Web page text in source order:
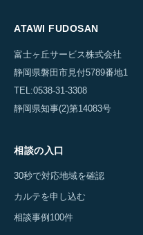
ATAWI FUDOSAN
富士ヶ丘サービス株式会社
静岡県磐田市見付5789番地1
TEL:0538-31-3308
静岡県知事(2)第14083号
相談の入口
30秒で対応地域を確認
カルテを申し込む
相談事例100件